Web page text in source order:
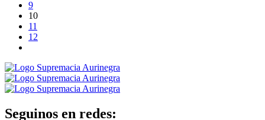
9
10
11
12
Seguinos en redes: